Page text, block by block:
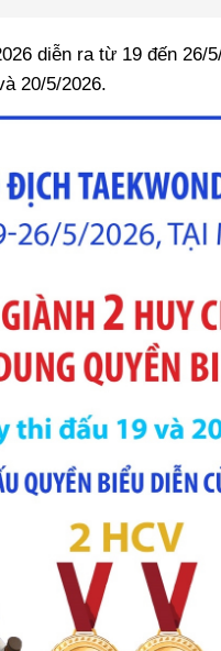
diễn ra từ 19 đến 26/
20/5/2026.